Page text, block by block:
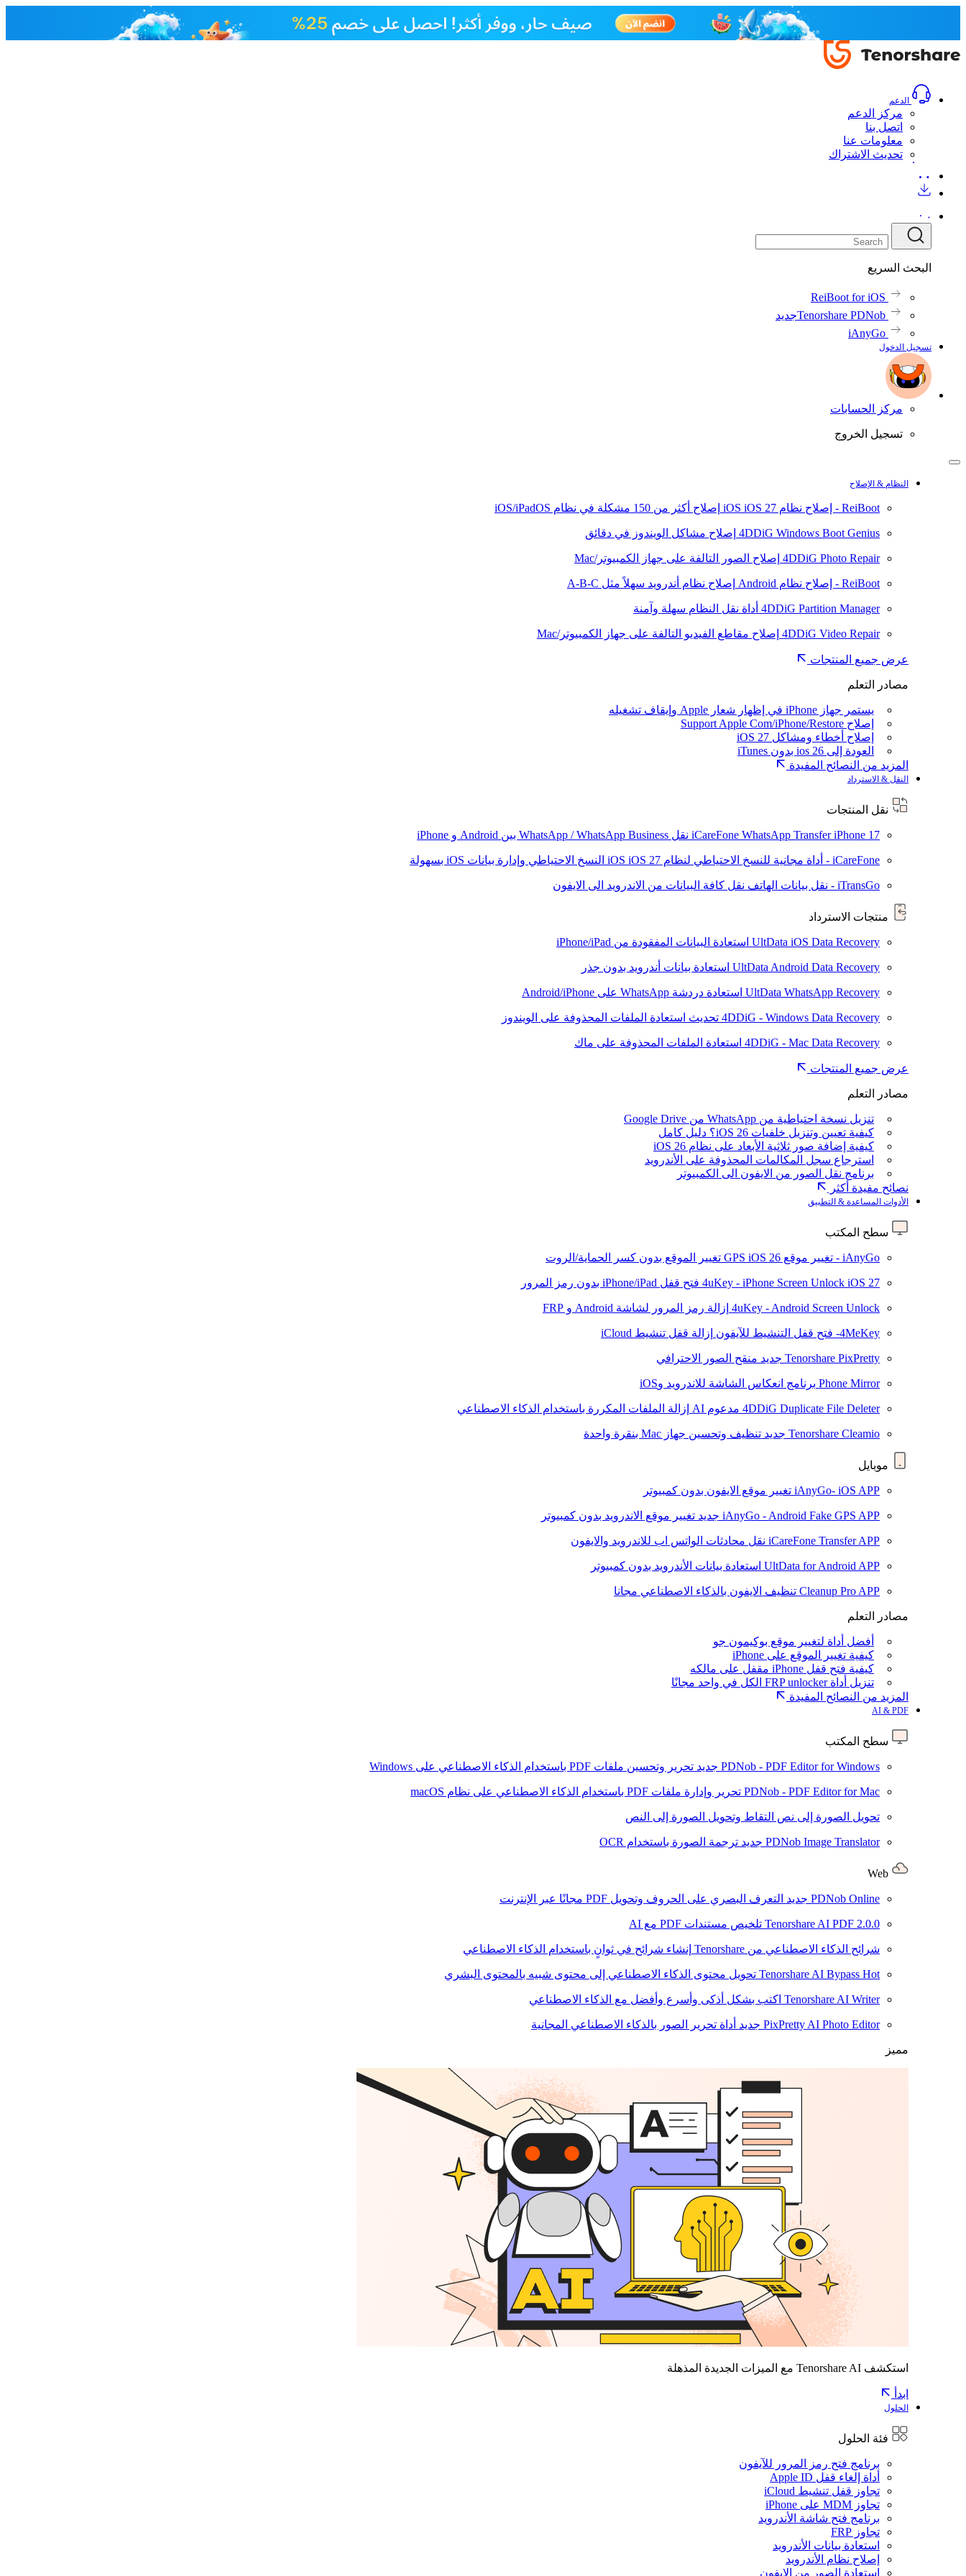
الدعم
مركز الدعم
اتصل بنا
معلومات عنا
تحديث الاشتراك
البحث السريع
ReiBoot for iOS
Tenorshare PDNobجديد
iAnyGo
تسجيل الدخول
مركز الحسابات
تسجيل الخروج
النظام & الإصلاح
ReiBoot - إصلاح نظام iOS iOS 27 إصلاح أكثر من 150 مشكلة في نظام iOS/iPadOS
4DDiG Windows Boot Genius إصلاح مشاكل الويندوز في دقائق
4DDiG Photo Repair إصلاح الصور التالفة على جهاز الكمبيوتر/Mac
ReiBoot - إصلاح نظام Android إصلاح نظام أندرويد سهلاً مثل A-B-C
4DDiG Partition Manager أداة نقل النظام سهلة وآمنة
4DDiG Video Repair إصلاح مقاطع الفيديو التالفة على جهاز الكمبيوتر/Mac
عرض جميع المنتجات
مصادر التعلم
يستمر جهاز iPhone في إظهار شعار Apple وإيقاف تشغيله
إصلاح Support Apple Com/iPhone/Restore
إصلاح أخطاء ومشاكل iOS 27
العودة إلى ios 26 بدون iTunes
المزيد من النصائح المفيدة
النقل & الاسترداد
نقل المنتجات
iCareFone WhatsApp TransferiPhone 17 نقل WhatsApp / WhatsApp Business بين Android و iPhone
iCareFone - أداة مجانية للنسخ الاحتياطي لنظام iOS iOS 27 النسخ الاحتياطي وإدارة بيانات iOS بسهولة
iTransGo - نقل بيانات الهاتف نقل كافة البيانات من الاندرويد الى الايفون
منتجات الاسترداد
UltData iOS Data Recovery استعادة البيانات المفقودة من iPhone/iPad
UltData Android Data Recovery استعادة بيانات أندرويد بدون جذر
UltData WhatsApp Recovery استعادة دردشة WhatsApp على Android/iPhone
4DDiG - Windows Data Recovery تحديث استعادة الملفات المحذوفة على الويندوز
4DDiG - Mac Data Recovery استعادة الملفات المحذوفة على ماك
عرض جميع المنتجات
مصادر التعلم
تنزيل نسخة احتياطية من WhatsApp من Google Drive
كيفية تعيين وتنزيل خلفيات iOS 26؟ دليل كامل
كيفية إضافة صور ثلاثية الأبعاد على نظام iOS 26
استرجاع سجل المكالمات المحذوفة على الأندرويد
برنامج نقل الصور من الايفون الى الكمبيوتر
نصائح مفيدة أكثر
الأدوات المساعدة & التطبيق
سطح المكتب
iAnyGo - تغيير موقع GPS iOS 26 تغيير الموقع بدون كسر الحماية/الروت
4uKey - iPhone Screen Unlock iOS 27 فتح قفل iPhone/iPad بدون رمز المرور
4uKey - Android Screen Unlock إزالة رمز المرور لشاشة Android و FRP
4MeKey- فتح قفل التنشيط للآيفون إزالة قفل تنشيط iCloud
Tenorshare PixPretty جديد منقح الصور الاحترافي
Phone Mirror برنامج انعكاس الشاشة للاندرويد وiOS
4DDiG Duplicate File Deleter مدعوم AI إزالة الملفات المكررة باستخدام الذكاء الاصطناعي
Tenorshare Cleamio جديد تنظيف وتحسين جهاز Mac بنقرة واحدة
موبايل
iAnyGo- iOS APP تغيير موقع الايفون بدون كمبيوتر
iAnyGo - Android Fake GPS APP جديد تغيير موقع الاندرويد بدون كمبيوتر
iCareFone Transfer APP نقل محادثات الواتس اب للاندرويد والايفون
UltData for Android APP استعادة بيانات الأندرويد بدون كمبيوتر
Cleanup Pro APP تنظيف الايفون بالذكاء الاصطناعي مجانا
مصادر التعلم
أفضل أداة لتغيير موقع بوكيمون جو
كيفية تغيير الموقع على iPhone
كيفية فتح قفل iPhone مقفل على مالكه
تنزيل أداة FRP unlocker الكل في واحد مجانًا
المزيد من النصائح المفيدة
AI & PDF
سطح المكتب
PDNob - PDF Editor for Windows جديد تحرير وتحسين ملفات PDF باستخدام الذكاء الاصطناعي على Windows
PDNob - PDF Editor for Mac تحرير وإدارة ملفات PDF باستخدام الذكاء الاصطناعي على نظام macOS
تحويل الصورة إلى نص التقاط وتحويل الصورة إلى النص
PDNob Image Translator جديد ترجمة الصورة باستخدام OCR
PDNob Online جديد التعرف البصري على الحروف وتحويل PDF مجانًا عبر الإنترنت
Tenorshare AI PDF 2.0.0 تلخيص مستندات PDF مع AI
شرائح الذكاء الاصطناعي من Tenorshare إنشاء شرائح في ثوانٍ باستخدام الذكاء الاصطناعي
Tenorshare AI Bypass Hot تحويل محتوى الذكاء الاصطناعي إلى محتوى شبيه بالمحتوى البشري
Tenorshare AI Writer اكتب بشكل أذكى وأسرع وأفضل مع الذكاء الاصطناعي
PixPretty AI Photo Editor جديد أداة تحرير الصور بالذكاء الاصطناعي المجانية
مميز
استكشف Tenorshare AI مع الميزات الجديدة المذهلة
ابدأ
الحلول
فئة الحلول
برنامج فتح رمز المرور للآيفون
أداة إلغاء قفل Apple ID
تجاوز قفل تنشيط iCloud
تجاوز MDM على iPhone
برنامج فتح شاشة الأندرويد
تجاوز FRP
استعادة بيانات الأندرويد
إصلاح نظام الأندرويد
استعادة الصور من الايفون